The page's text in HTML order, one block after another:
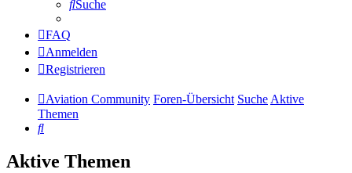
Suche
FAQ
Anmelden
Registrieren
Aviation Community Foren-Übersicht SucheAktive
Themen
Suche
Aktive Themen